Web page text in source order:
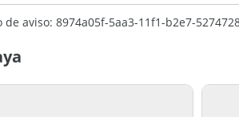
de aviso: 8974a05f-5aa3-11f1-b2e7-